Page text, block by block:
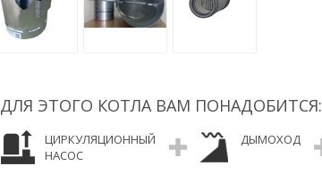
ДЛЯ ЭТОГО КОТЛА ВАМ ПОНАДОБИТСЯ:
ЦИРКУЛЯЦИОННЫЙ
НАСОС
ДЫМОХОД